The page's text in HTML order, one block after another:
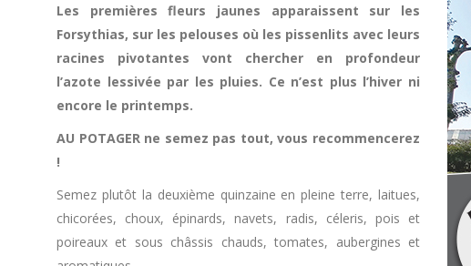
Les premières fleurs jaunes apparaissent sur les
Forsythias, sur les pelouses où les pissenlits avec leurs
racines pivotantes vont chercher en profondeur
l’azote lessivée par les pluies. Ce n’est plus l’hiver ni
encore le printemps.
AU POTAGER ne semez pas tout, vous recommencerez
!
Semez plutôt la deuxième quinzaine en pleine terre, laitues,
chicorées, choux, épinards, navets, radis, céleris, pois et
poireaux et sous châssis chauds, tomates, aubergines et